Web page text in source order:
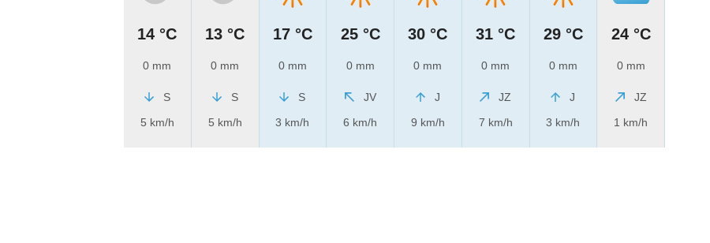
14 °C
0 mm
S
5 km/h
13 °C
0 mm
S
5 km/h
17 °C
0 mm
S
3 km/h
25 °C
0 mm
JV
6 km/h
30 °C
0 mm
J
9 km/h
31 °C
0 mm
JZ
7 km/h
29 °C
0 mm
J
3 km/h
24 °C
0 mm
JZ
1 km/h